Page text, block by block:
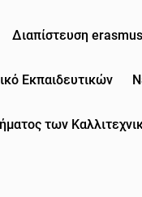
Διαπίστευση
Εκπαιδευτικών
των